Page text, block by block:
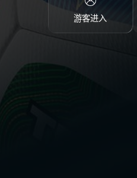
游客进入